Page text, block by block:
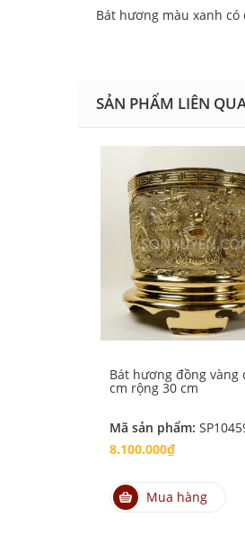
Bát hương màu xanh
SẢN PHẨM LIÊN
Bát hương đồng vàng
cm rộng 30 cm
Mã sản phẩm:
8.100.000₫
Mua hàng